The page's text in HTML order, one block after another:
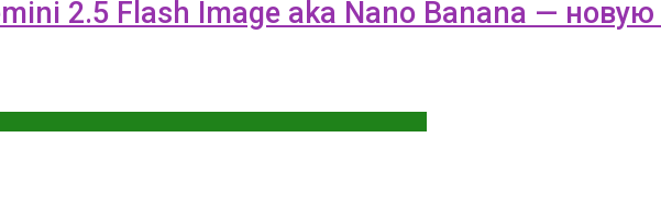
2.5 Flash Image aka Nano Banana —